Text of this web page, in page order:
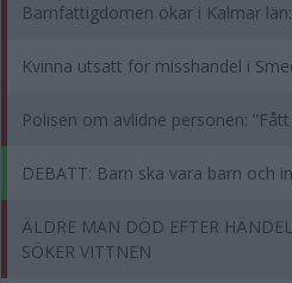
Barnfattigdomen ökar i Kalmar
Kvinna utsatt för misshandel i
Polisen om avlidne personen:
DEBATT: Barn ska vara barn och
ÄLDRE MAN DÖD EFTER
SÖKER VITTNEN